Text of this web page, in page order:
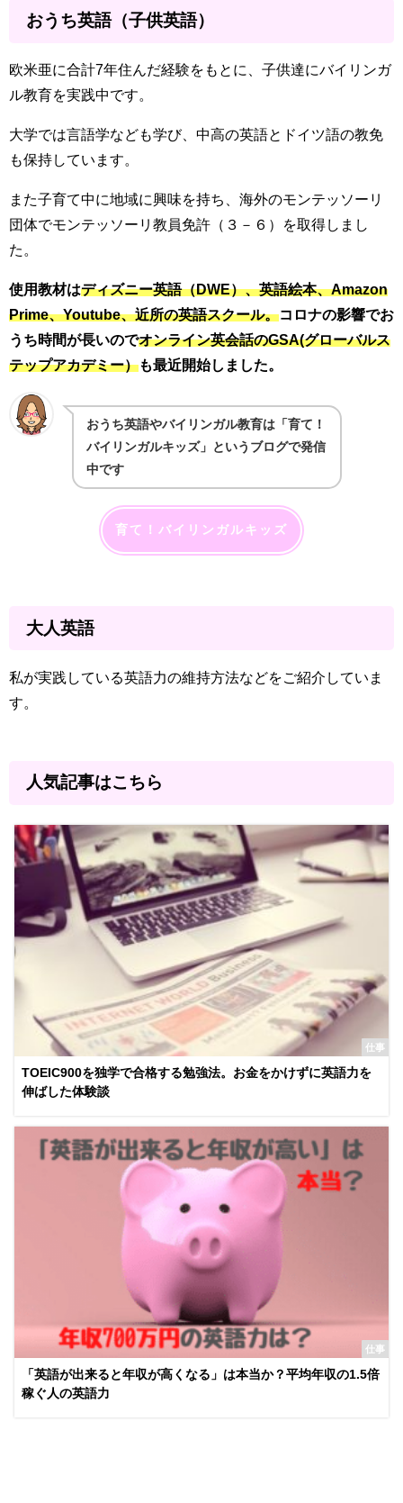
おうち英語（子供英語）
欧米亜に合計7年住んだ経験をもとに、子供達にバイリンガ
ル教育を実践中です。
大学では言語学なども学び、中高の英語とドイツ語の教免
も保持しています。
また子育て中に地域に興味を持ち、海外のモンテッソーリ
団体でモンテッソーリ教員免許（３－６）を取得しまし
た。
使用教材はディズニー英語（DWE）、英語絵本、Amazon
Prime、Youtube、近所の英語スクール。コロナの影響でお
うち時間が長いのでオンライン英会話のGSA(グローバルス
テップアカデミー）も最近開始しました。
おうち英語やバイリンガル教育は「育て！
バイリンガルキッズ」というブログで発信
中です
育て！バイリンガルキッズ
大人英語
私が実践している英語力の維持方法などをご紹介していま
す。
人気記事はこちら
仕事
TOEIC900を独学で合格する勉強法。お金をかけずに英語力を
伸ばした体験談
仕事
「英語が出来ると年収が高くなる」は本当か？平均年収の1.5倍
稼ぐ人の英語力